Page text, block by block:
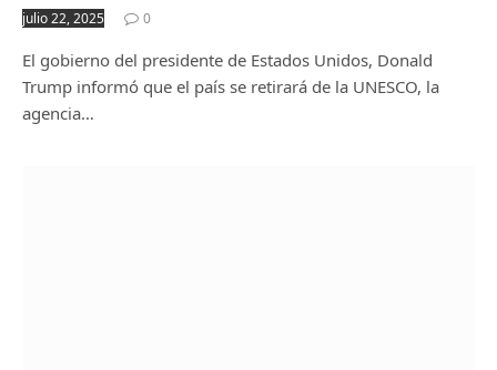
julio 22, 2025 0
El gobierno del presidente de Estados Unidos, Donald
Trump informó que el país se retirará de la UNESCO, la
agencia…